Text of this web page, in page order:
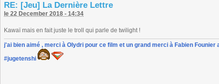
RE: [Jeu] La Dernière Lettre
le 22 December 2018 - 14:34
Kawaï mais en fait juste le troll qui parle de twilight !
j'ai bien aimé , merci à Olydri pour ce film et un grand merci à Fabien
#jugetenshi